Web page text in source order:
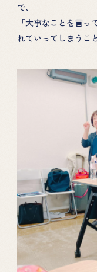
EHON
で、
「大事なことを言
れていってしまうこ